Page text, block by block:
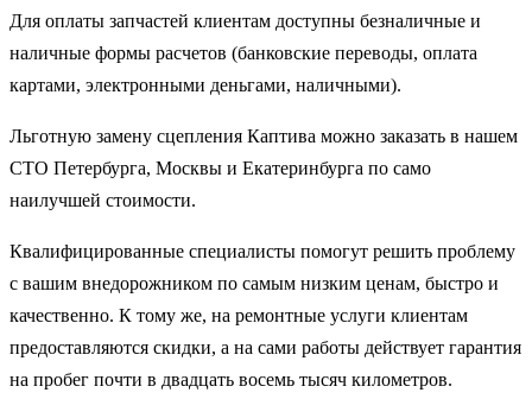
Для оплаты запчастей клиентам доступны безналичные и
наличные формы расчетов (банковские переводы, оплата
картами, электронными деньгами, наличными).
Льготную замену сцепления Каптива можно заказать в нашем
СТО Петербурга, Москвы и Екатеринбурга по само
наилучшей стоимости.
Квалифицированные специалисты помогут решить проблему
с вашим внедорожником по самым низким ценам, быстро и
качественно. К тому же, на ремонтные услуги клиентам
предоставляются скидки, а на сами работы действует гарантия
на пробег почти в двадцать восемь тысяч километров.